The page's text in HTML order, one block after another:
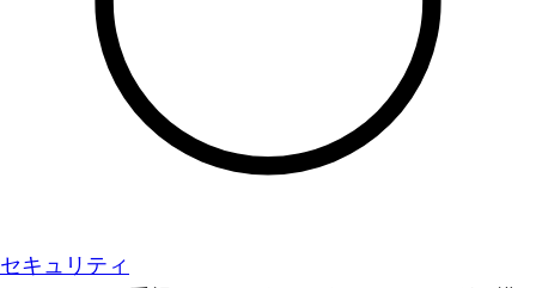
セキュリティ